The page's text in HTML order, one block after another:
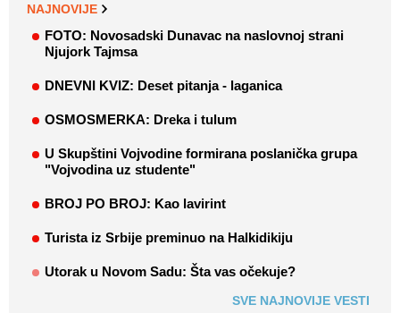
NAJNOVIJE
FOTO: Novosadski Dunavac na naslovnoj strani
Njujork Tajmsa
DNEVNI KVIZ: Deset pitanja - laganica
OSMOSMERKA: Dreka i tulum
U Skupštini Vojvodine formirana poslanička grupa
"Vojvodina uz studente"
BROJ PO BROJ: Kao lavirint
Turista iz Srbije preminuo na Halkidikiju
Utorak u Novom Sadu: Šta vas očekuje?
SVE NAJNOVIJE VESTI